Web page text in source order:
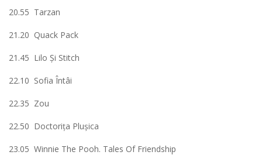
20.55 Tarzan
21.20 Quack Pack
21.45 Lilo Şi Stitch
22.10 Sofia Întâi
22.35 Zou
22.50 Doctoriţa Pluşica
23.05 Winnie The Pooh. Tales Of Friendship